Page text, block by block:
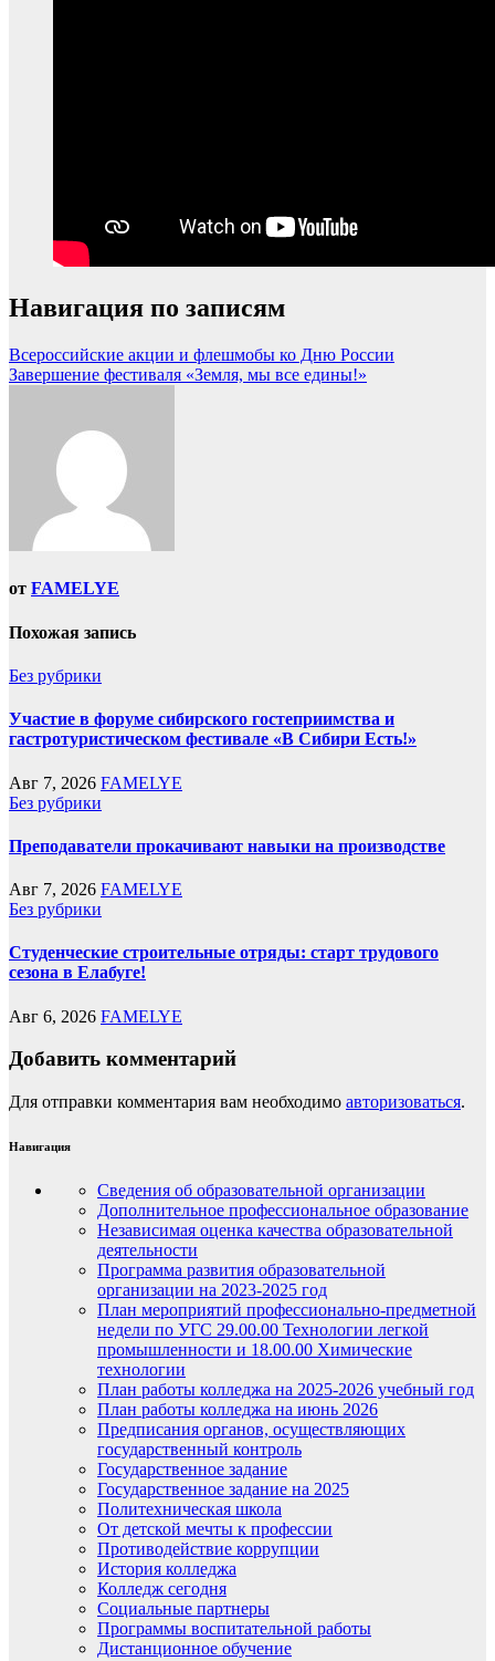
Навигация по записям
Всероссийские акции и флешмобы ко Дню России
Завершение фестиваля «Земля, мы все едины!»
от FAMELYE
Похожая запись
Без рубрики
Участие в форуме сибирского гостеприимства и
гастротуристическом фестивале «В Сибири Есть!»
Авг 7, 2026 FAMELYE
Без рубрики
Преподаватели прокачивают навыки на производстве
Авг 7, 2026 FAMELYE
Без рубрики
Студенческие строительные отряды: старт трудового
сезона в Елабуге!
Авг 6, 2026 FAMELYE
Добавить комментарий
Для отправки комментария вам необходимо авторизоваться.
Навигация
Сведения об образовательной организации
Дополнительное профессиональное образование
Независимая оценка качества образовательной
деятельности
Программа развития образовательной
организации на 2023-2025 год
План мероприятий профессионально-предметной
недели по УГС 29.00.00 Технологии легкой
промышленности и 18.00.00 Химические
технологии
План работы колледжа на 2025-2026 учебный год
План работы колледжа на июнь 2026
Предписания органов, осуществляющих
государственный контроль
Государственное задание
Государственное задание на 2025
Политехническая школа
От детской мечты к профессии
Противодействие коррупции
История колледжа
Колледж сегодня
Социальные партнеры
Программы воспитательной работы
Дистанционное обучение